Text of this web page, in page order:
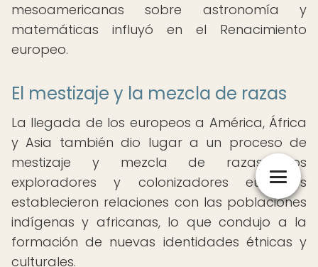
mesoamericanas sobre astronomía y
matemáticas influyó en el Renacimiento
europeo.
El mestizaje y la mezcla de razas
La llegada de los europeos a América, África
y Asia también dio lugar a un proceso de
mestizaje y mezcla de razas. Los
exploradores y colonizadores europeos
establecieron relaciones con las poblaciones
indígenas y africanas, lo que condujo a la
formación de nuevas identidades étnicas y
culturales.